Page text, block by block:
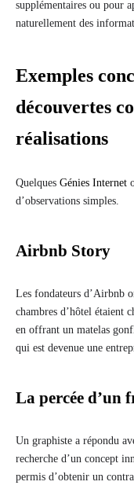
supplémentaires ou pour
naturellement des
Exemples
découvertes
réalisations
Quelques Génies Internet
d’observations simples.
Airbnb Story
Les fondateurs d’Airbnb
chambres d’hôtel étaient
en offrant un matelas
qui est devenue une
La percée d’un
Un graphiste a répondu
recherche d’un concept
permis d’obtenir un